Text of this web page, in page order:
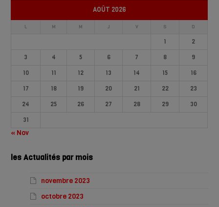
AOÛT 2026
L M M J V S D
1
2
3
4 5 6 7 8
9
10
11 12 13 14 15
16
17
18 19 20 21 22
23
24
25 26 27 28 29
30
31
« Nov
les Actualités par mois
novembre 2023
octobre 2023